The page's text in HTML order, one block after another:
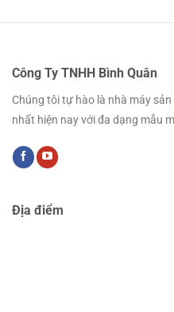
Công Ty TNHH Bình Quân
Chúng tôi tự hào là nhà máy
nhất hiện nay với đa dạng mẫu
Địa điểm